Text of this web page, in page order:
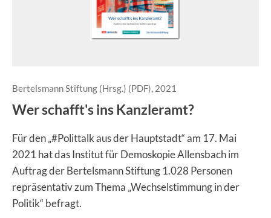
Bertelsmann Stiftung (Hrsg.) (PDF), 2021
Wer schafft's ins Kanzleramt?
Für den „#Polittalk aus der Hauptstadt“ am 17. Mai
2021 hat das Institut für Demoskopie Allensbach im
Auftrag der Bertelsmann Stiftung 1.028 Personen
repräsentativ zum Thema „Wechselstimmung in der
Politik“ befragt.